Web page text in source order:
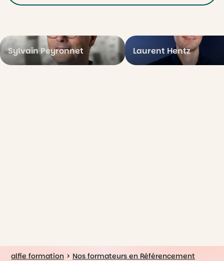
Sylvain Peyronnet Laurent Hentz
alfie formation > Nos formateurs en Référencement